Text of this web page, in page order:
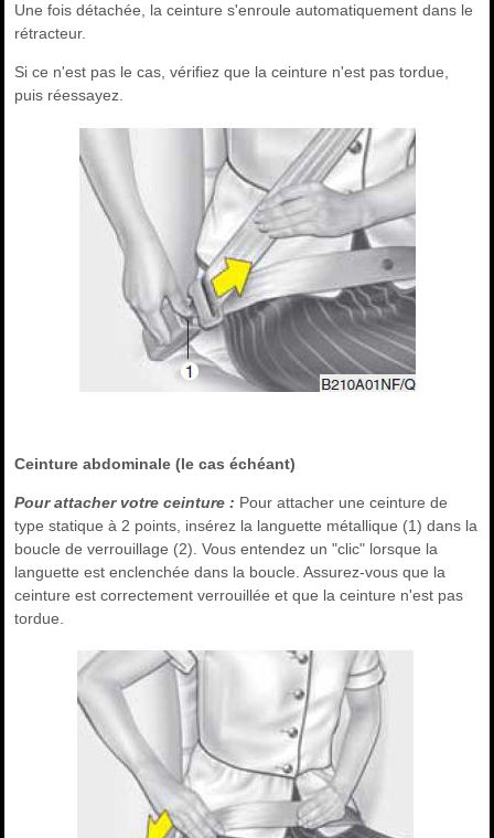
Une fois détachée, la ceinture s'enroule automatiquement dans le
rétracteur.
Si ce n'est pas le cas, vérifiez que la ceinture n'est pas tordue,
puis réessayez.
Ceinture abdominale (le cas échéant)
Pour attacher votre ceinture : Pour attacher une ceinture de
type statique à 2 points, insérez la languette métallique (1) dans la
boucle de verrouillage (2). Vous entendez un "clic" lorsque la
languette est enclenchée dans la boucle. Assurez-vous que la
ceinture est correctement verrouillée et que la ceinture n'est pas
tordue.